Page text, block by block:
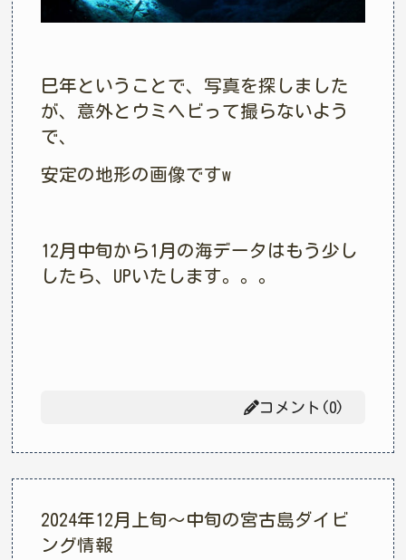
巳年ということで、写真を探しました
が、意外とウミヘビって撮らないよう
で、
安定の地形の画像ですw
12月中旬から1月の海データはもう少し
したら、UPいたします。。。
コメント(0)
2024年12月上旬〜中旬の宮古島ダイビ
ング情報